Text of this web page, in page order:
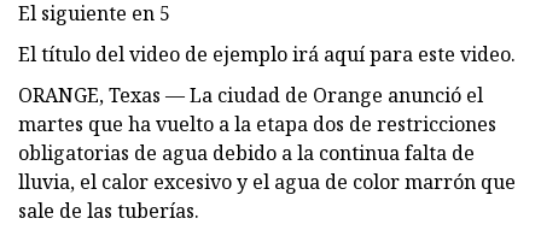
El siguiente en 5
El título del video de ejemplo irá aquí para este video.
ORANGE, Texas — La ciudad de Orange anunció el
martes que ha vuelto a la etapa dos de restricciones
obligatorias de agua debido a la continua falta de
lluvia, el calor excesivo y el agua de color marrón que
sale de las tuberías.